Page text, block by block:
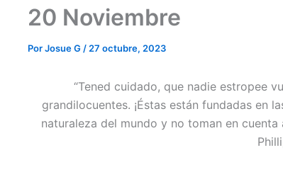
20 Noviembre
PorJosue G / 27 octubre, 2023
“Tened cuidado, que nadie estropee
grandilocuentes. ¡Éstas están fundadas en
naturaleza del mundo y no toman en